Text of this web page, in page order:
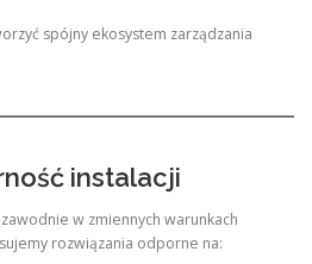
spójny ekosystem zarządzania
instalacji
w zmiennych warunkach
rozwiązania odporne na: